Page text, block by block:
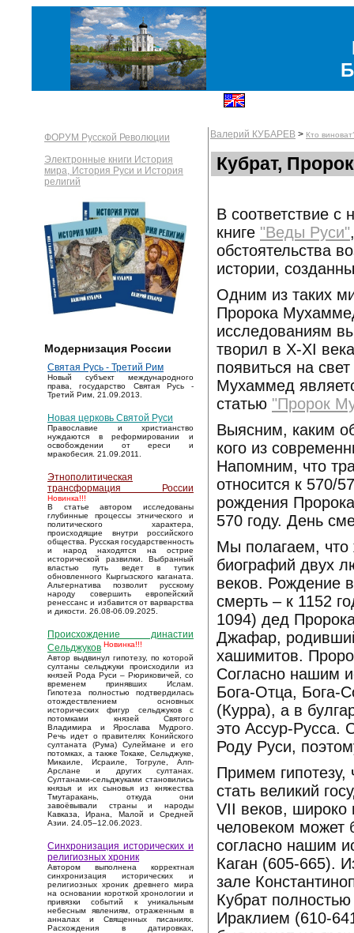
ФОРУМ Русской Революции
Электронные книги История
мира, История Руси и История
религий
Модернизация России
Святая Русь - Третий Рим
Новый субъект международного
права, государство Святая Русь -
Третий Рим, 21.09.2013.
Новая церковь Святой Руси
Православие и христианство
нуждаются в реформировании и
освобождении от ереси и
мракобесия. 21.09.2011.
Этнополитическая
трансформация России
Новинка!!!
В статье автором исследованы
глубинные процессы этнического и
политического характера,
происходящие внутри российского
общества. Русская государственность
и народ находятся на острие
исторической развилки. Выбранный
властью путь ведет в тупик
обновленного Кыргызского каганата.
Альтернатива позволит русскому
народу совершить европейский
ренессанс и избавится от варварства
и дикости. 26.08-06.09.2025.
Происхождение династии
Сельджуков Новинка!!!
Автор выдвинул гипотезу, по которой
султаны сельджуки происходили из
князей Рода Руси – Рюриковичей, со
временем принявших Ислам.
Гипотеза полностью подтвердилась
отождествлением основных
исторических фигур сельджуков с
потомками князей Святого
Владимира и Ярослава Мудрого.
Речь идет о правителях Конийского
султаната (Рума) Сулеймане и его
потомках, а также Токаке, Сельджуке,
Микаиле, Исраиле, Тогруле, Алп-
Арслане и других султанах.
Султанами-сельджуками становились
князья и их сыновья из княжества
Тмутаракань, откуда они
завоёвывали страны и народы
Кавказа, Ирана, Малой и Средней
Азии. 24.05–12.06.2023.
Синхронизация исторических и
религиозных хроник
Автором выполнена корректная
синхронизация исторических и
религиозных хроник древнего мира
на основании короткой хронологии и
привязки событий к уникальным
небесным явлениям, отраженным в
анналах и Священных писаниях.
Расхождения в датировках,
Валерий КУБАРЕВ > Кто
Кубрат,
В соответствие с
книге "Веды Руси"
обстоятельства
истории,
Одним из таких
Пророка
исследованиям
творил в X-XI
появиться на
Мухаммед
статью "Пророк
Выясним, каким
кого из
Напомним, что
относится к 570/
рождения
570 году. День
Мы полагаем, что
биографий двух
веков. Рождение
смерть – к 1152
1094) дед
Джафар,
хашимитов.
Согласно нашим
Бога-Отца, Бога-
(Курра), а в
это Ассур-Русса.
Роду Руси,
Примем
стать великий
VII веков, широко
человеком может
согласно нашим
Каган (605-665).
зале
Кубрат
Ираклием (610-